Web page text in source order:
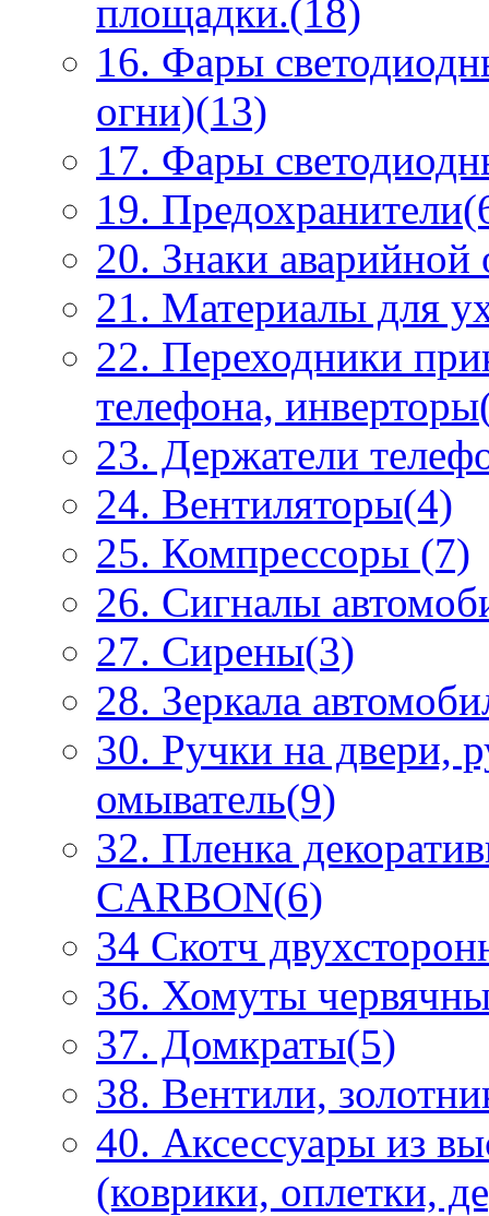
площадки.(18)
16. Фары
огни)(13)
17. Фары
19.
20. Знаки
21. Материалы для
22. Переходники
телефона,
23. Держатели
24. Вентиляторы(4)
25. Компрессоры (7)
26. Сигналы
27. Сирены(3)
28. Зеркала
30. Ручки на двери,
омыватель(9)
32. Пленка
CARBON(6)
34 Скотч
36. Хомуты
37. Домкраты(5)
38. Вентили,
40. Аксессуары из
(коврики, оплетки,